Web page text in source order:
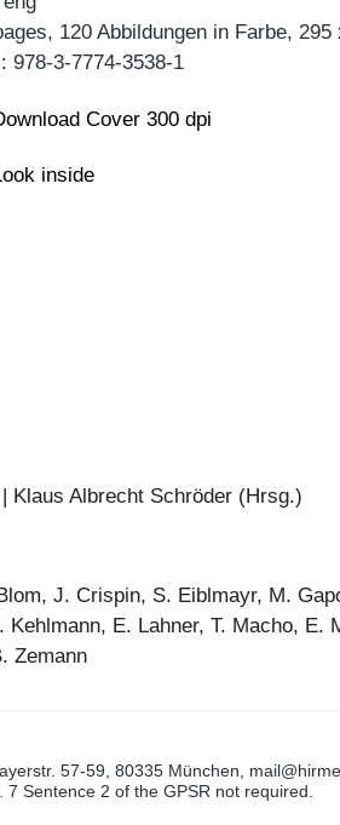
120 Abbildungen in Farbe, 295
978-3-7774-3538-1
Cover 300 dpi
inside
Klaus Albrecht Schröder (Hrsg.)
J. Crispin, S. Eiblmayr, M.
Kehlmann, E. Lahner, T. Macho, E.
Zemann
57-59, 80335 München,
Sentence 2 of the GPSR not required.